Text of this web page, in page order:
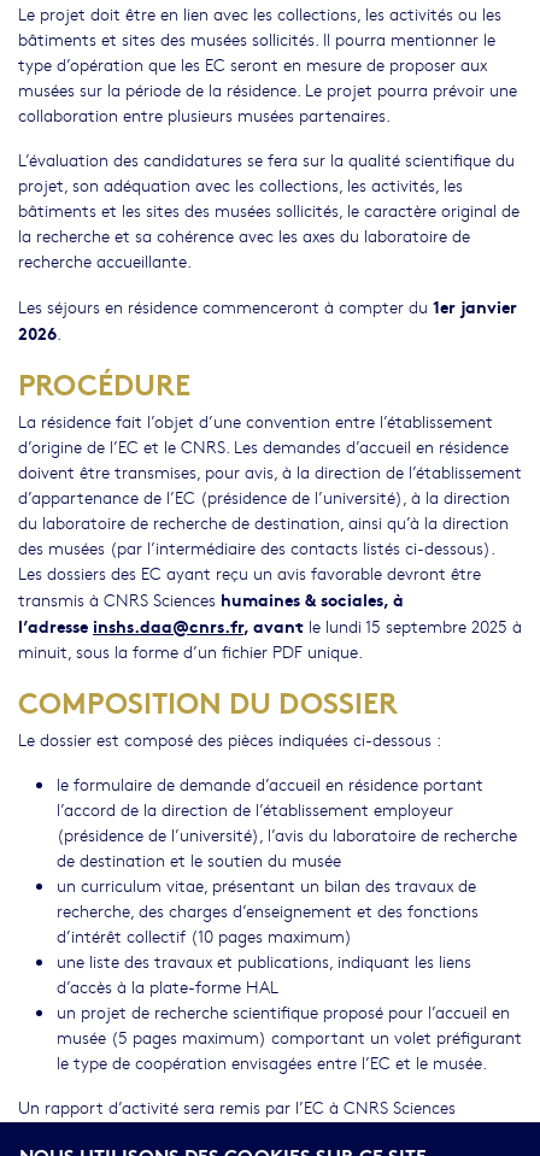
Le projet doit être en lien avec les collections, les activités ou les
bâtiments et sites des musées sollicités. Il pourra mentionner le
type d’opération que les EC seront en mesure de proposer aux
musées sur la période de la résidence. Le projet pourra prévoir une
collaboration entre plusieurs musées partenaires.
L’évaluation des candidatures se fera sur la qualité scientifique du
projet, son adéquation avec les collections, les activités, les
bâtiments et les sites des musées sollicités, le caractère original de
la recherche et sa cohérence avec les axes du laboratoire de
recherche accueillante.
Les séjours en résidence commenceront à compter du 1er janvier
2026.
PROCÉDURE
La résidence fait l’objet d’une convention entre l’établissement
d’origine de l’EC et le CNRS. Les demandes d’accueil en résidence
doivent être transmises, pour avis, à la direction de l’établissement
d’appartenance de l’EC (présidence de l’université), à la direction
du laboratoire de recherche de destination, ainsi qu’à la direction
des musées (par l’intermédiaire des contacts listés ci-dessous).
Les dossiers des EC ayant reçu un avis favorable devront être
transmis à CNRS Sciences humaines & sociales, à
l’adresse inshs.daa@cnrs.fr, avant le lundi 15 septembre 2025 à
minuit, sous la forme d’un fichier PDF unique.
COMPOSITION DU DOSSIER
Le dossier est composé des pièces indiquées ci-dessous :
le formulaire de demande d’accueil en résidence portant
l’accord de la direction de l’établissement employeur
(présidence de l’université), l’avis du laboratoire de recherche
de destination et le soutien du musée
un curriculum vitae, présentant un bilan des travaux de
recherche, des charges d’enseignement et des fonctions
d’intérêt collectif (10 pages maximum)
une liste des travaux et publications, indiquant les liens
d’accès à la plate-forme HAL
un projet de recherche scientifique proposé pour l’accueil en
musée (5 pages maximum) comportant un volet préfigurant
le type de coopération envisagées entre l’EC et le musée.
Un rapport d’activité sera remis par l’EC à CNRS Sciences